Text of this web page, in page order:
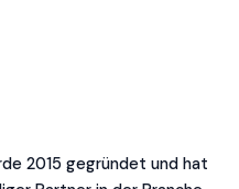
2015 gegründet und hat